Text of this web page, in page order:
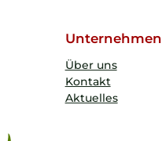
Unternehmen
Über uns
Kontakt
Aktuelles